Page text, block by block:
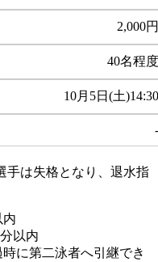
2,000円
40名程度
10月5日(土)14:30
-
手は失格となり、退水指
内
以内
に第二泳者へ引継でき